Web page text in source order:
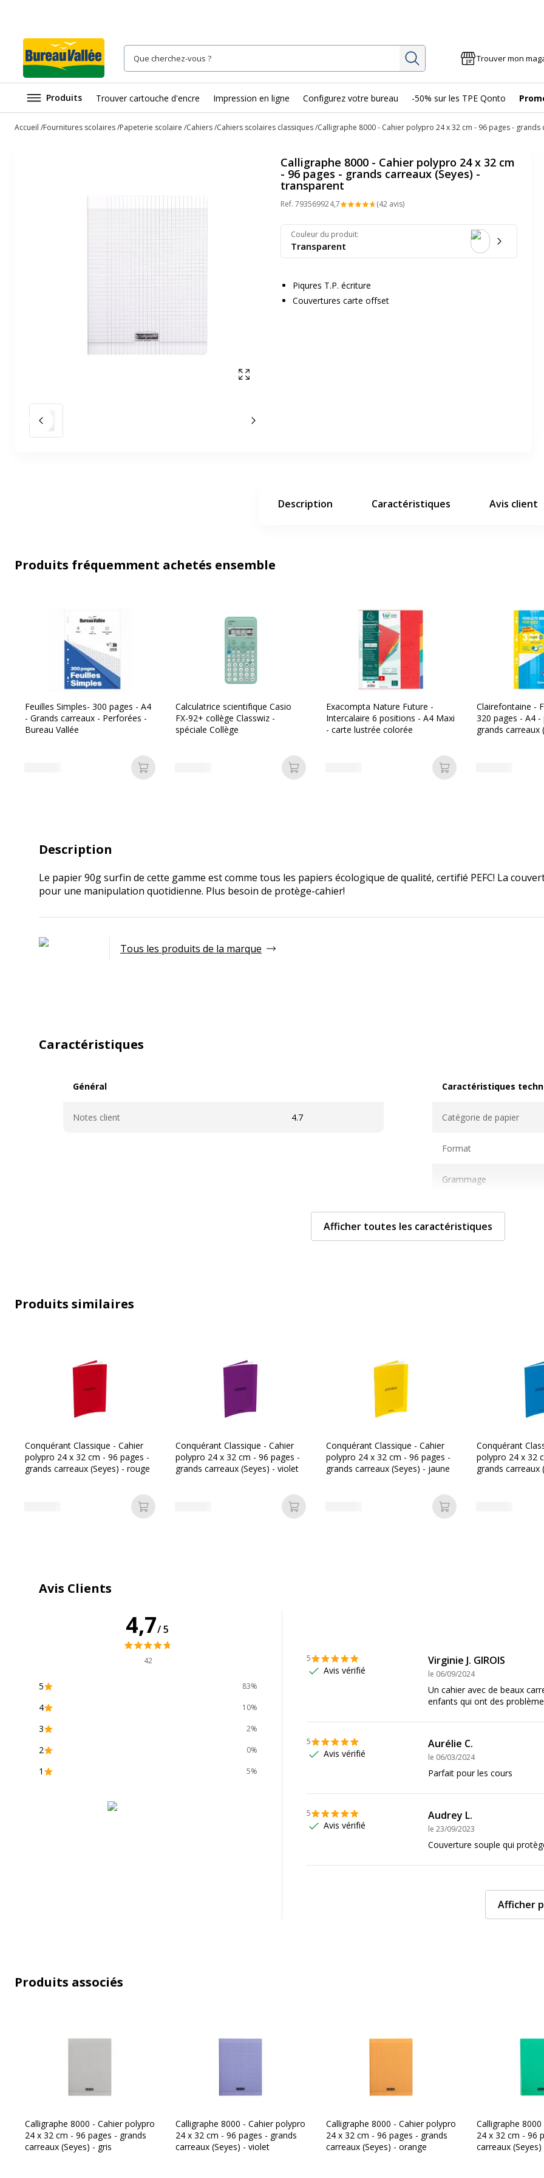
Rechercher Trouver mon
Produits Trouver cartouche d'encre Impression en ligne Configurez votre bureau -50% sur les TPE Qonto
Accueil Fournitures scolaires Papeterie scolaire Cahiers Cahiers scolaires classiques Calligraphe 8000 - Cahier polypro 24 x 32 cm - 96 pages - grands
Afficher en plein écran
Slide précédent Slide suivant
Calligraphe 8000 - Cahier polypro 24 x 32 cm
- 96 pages - grands carreaux (Seyes) -
transparent
Ref. 793569924,7 (42 avis)
Couleur du produit:
Transparent
Piqures T.P. écriture
Couvertures carte offset
Description Caractéristiques Avis client
Produits fréquemment achetés ensemble
Feuilles Simples- 300 pages - A4
- Grands carreaux - Perforées -
Bureau Vallée
Ajouter au panier
Calculatrice scientifique Casio
FX-92+ collège Classwiz -
spéciale Collège
Ajouter au panier
Exacompta Nature Future -
Intercalaire 6 positions - A4 Maxi
- carte lustrée colorée
Ajouter au panier
Clairefontaine -
320 pages - A4
grands carreaux
Description
Le papier 90g surfin de cette gamme est comme tous les papiers écologique de qualité, certifié PEFC! La
pour une manipulation quotidienne. Plus besoin de protège-cahier!
Tous les produits de la marque
Caractéristiques
Général
Notes client 4.7
Caractéristiques
Catégorie de papier
Format
Grammage
Matériau(x) du produit
Matière de la couverture
Type de réglure
Couleur extérieure
Couleur du produit
Données d'identification
Marque
Référence produit fabricant
Afficher toutes les caractéristiques
Produits similaires
Conquérant Classique - Cahier
polypro 24 x 32 cm - 96 pages -
grands carreaux (Seyes) - rouge
Ajouter au panier
Conquérant Classique - Cahier
polypro 24 x 32 cm - 96 pages -
grands carreaux (Seyes) - violet
Ajouter au panier
Conquérant Classique - Cahier
polypro 24 x 32 cm - 96 pages -
grands carreaux (Seyes) - jaune
Ajouter au panier
Conquérant
polypro 24 x 32
grands carreaux
Avis Clients
4,7/5
42
5 83%
4 10%
3 2%
2 0%
1 5%
5
Avis vérifié
Virginie J. GIROIS
le 06/09/2024
Un cahier avec de beaux
enfants qui ont des
5
Avis vérifié
Aurélie C.
le 06/03/2024
Parfait pour les cours
5
Avis vérifié
Audrey L.
le 23/09/2023
Couverture souple qui
Afficher
Produits associés
Calligraphe 8000 - Cahier polypro
24 x 32 cm - 96 pages - grands
carreaux (Seyes) - gris
Calligraphe 8000 - Cahier polypro
24 x 32 cm - 96 pages - grands
carreaux (Seyes) - violet
Calligraphe 8000 - Cahier polypro
24 x 32 cm - 96 pages - grands
carreaux (Seyes) - orange
Calligraphe
24 x 32 cm - 96
carreaux